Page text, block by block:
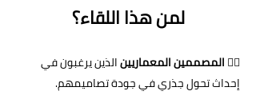
لمن هذا اللقاء؟
👷‍♂️المصممين المعماريينالذين يرغبون في
إحداث تحول جذري في جودة تصاميمهم.